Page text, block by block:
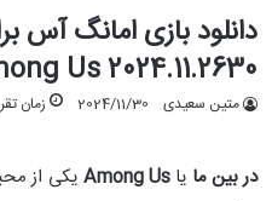
دانلود بازی امانگ آس
Us 2024.11.2630
متین سعیدی 2024/11/30 زمان
در بین ما یاAmong Us یکی از